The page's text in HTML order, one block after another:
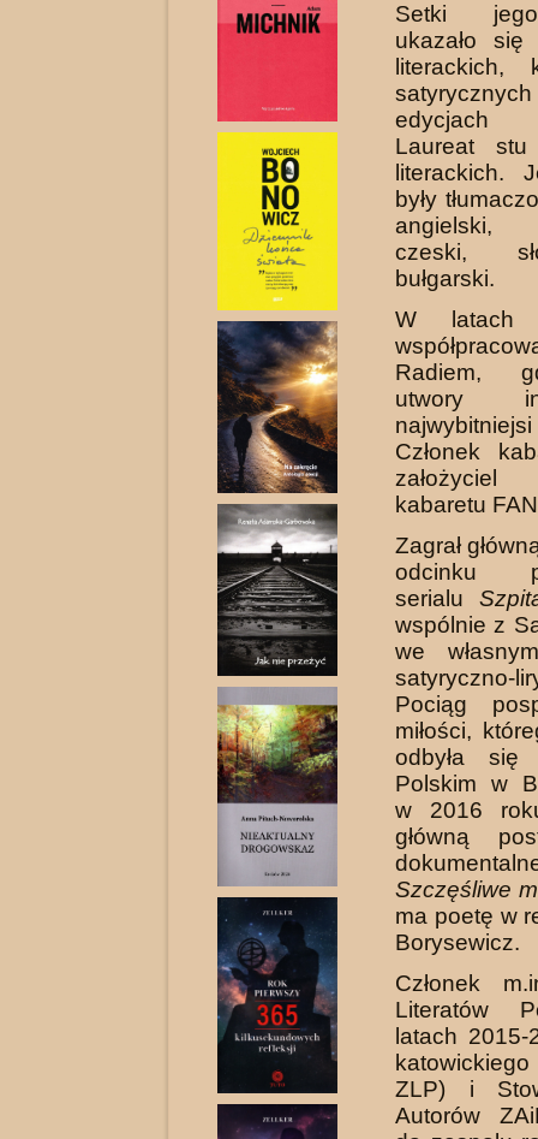
Setki
ukazało
literackich,
edycjach
Laureat stu
literackich.
były
angielski,
czeski,
bułgarski.
W latach
Radiem,
utwory
Członek
kabaretu
Zagrał
odcinku
serialu
wspólnie z
we
satyryczno-
Pociąg
miłości,
odbyła się
Polskim w
w 2016
główną
Szczęśliwe
ma poetę w
Borysewicz.
Członek
Literatów
latach 2015-
ZLP) i
Autorów